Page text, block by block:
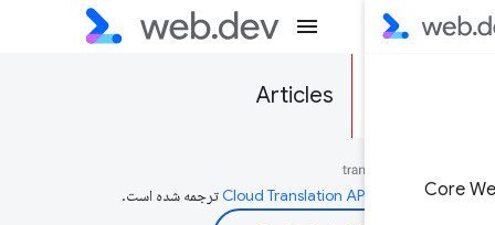
Articles
به‌وسیله ترجمه شده است.